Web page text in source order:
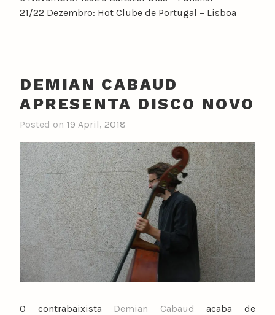
21/22 Dezembro: Hot Clube de Portugal – Lisboa
DEMIAN CABAUD
APRESENTA DISCO NOVO
Posted on 19 April, 2018
O contrabaixista Demian Cabaud acaba de